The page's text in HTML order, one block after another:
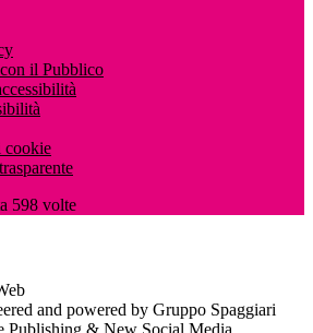
il Pubblico
cookie
598 volte
and powered by Gruppo Spaggiari
Publishing & New Social Media